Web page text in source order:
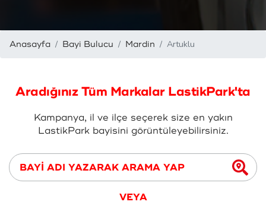
Anasayfa Bayi Bulucu Mardin Artuklu
Aradığınız Tüm Markalar LastikPark'ta
Kampanya, il ve ilçe seçerek size en yakın
LastikPark bayisini görüntüleyebilirsiniz.
VEYA